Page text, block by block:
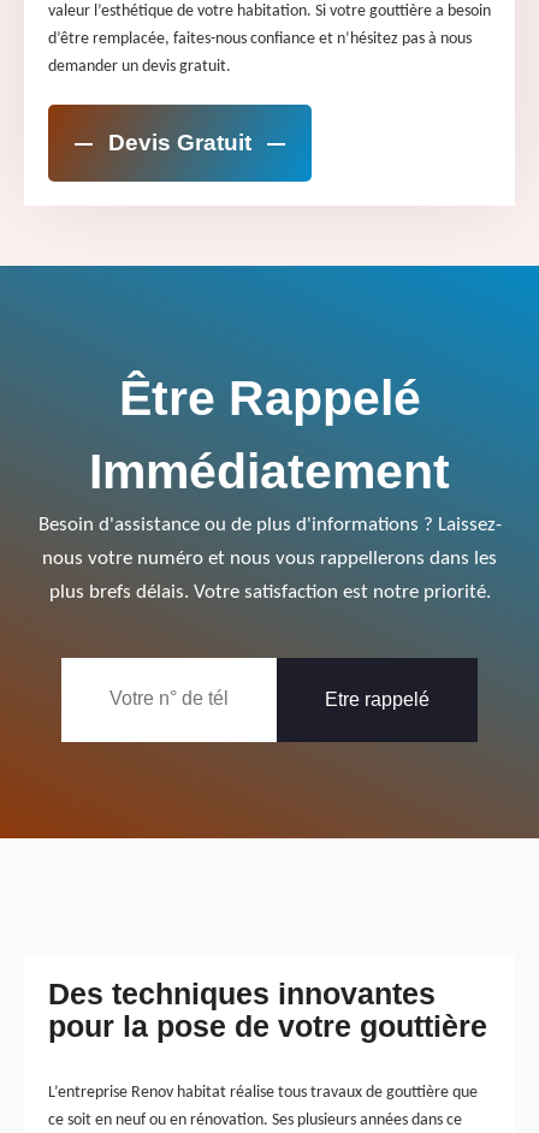
valeur l’esthétique de votre habitation. Si votre gouttière a besoin
d’être remplacée, faites-nous confiance et n’hésitez pas à nous
demander un devis gratuit.
Devis Gratuit
Être Rappelé
Immédiatement
Besoin d'assistance ou de plus d'informations ? Laissez-
nous votre numéro et nous vous rappellerons dans les
plus brefs délais. Votre satisfaction est notre priorité.
Des techniques innovantes
pour la pose de votre gouttière
L’entreprise Renov habitat réalise tous travaux de gouttière que
ce soit en neuf ou en rénovation. Ses plusieurs années dans ce